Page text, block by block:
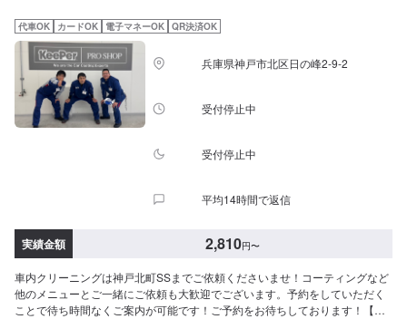
代車OK カードOK 電子マネーOK QR決済OK
兵庫県神戸市北区日の峰2-9-2
受付停止中
受付停止中
平均14時間で返信
実績金額 2,810円〜
車内クリーニングは神戸北町SSまでご依頼くださいませ！コーティングなど
他のメニューとご一緒にご依頼も大歓迎でございます。予約をしていただく
ことで待ち時間なくご案内が可能です！ご予約をお待ちしております！【参